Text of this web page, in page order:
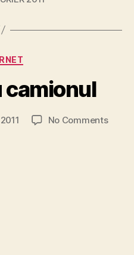
Categories
camionul
No Commentson